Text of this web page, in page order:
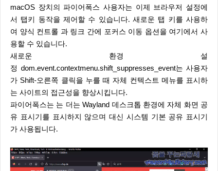
macOS 장치의 파이어폭스 사용자는 이제 브라우저 설정에
서 탭키 동작을 제어할 수 있습니다. 새로운 탭 키를 사용하
여 양식 컨트롤 과 링크 간에 포커스 이동 옵션을 여기에서 사
용할 수 있습니다.
새로운 환경 설
정 dom.event.contextmenu.shift_suppresses_event는 사용자
가 Shift-오른쪽 클릭을 누를 때 자체 컨텍스트 메뉴를 표시하
는 사이트의 접근성을 향상시킵니다.
파이어폭스는 는 더는 Wayland 데스크톱 환경에 자체 화면 공
유 표시기를 표시하지 않으며 대신 시스템 기본 공유 표시기
가 사용됩니다.